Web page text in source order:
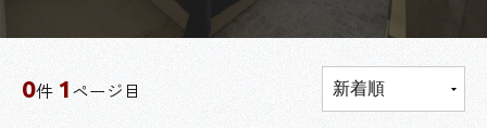
0件 1 ページ目